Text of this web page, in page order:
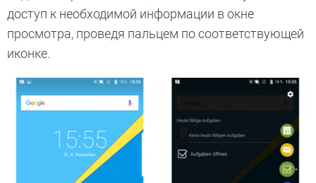
доступ к необходимой информации в окне
просмотра, проведя пальцем по соответствующей
иконке.